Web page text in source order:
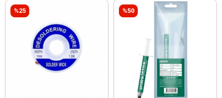
%25 %50